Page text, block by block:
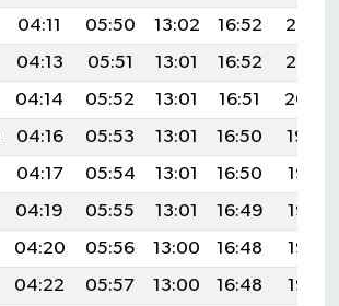
04:11 05:50 13:02 16:52
20:03
04:13 05:51 13:01 16:52
20:02
04:14 05:52 13:01 16:51
20:00
04:16 05:53 13:01 16:50
19:59
04:17 05:54 13:01 16:50
19:58
04:19 05:55 13:01 16:49
19:56
04:20 05:56 13:00 16:48
19:55
04:22 05:57 13:00 16:48
19:53